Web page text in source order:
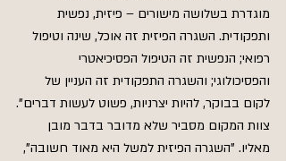
מוגדרת בשלושה מישורים – פיזית, נפשית
ותפקודית. השגרה הפיזית זה אוכל, שינה וטיפול
רפואי; הנפשית זה הטיפול הפסיכיאטרי
והפסיכולוגי; והשגרה התפקודית זה העניין של
לקום בבוקר, להיות יצרניות, פשוט לעשות דברים".
צוות המקום מסביר שלא מדובר בדבר מובן
מאליו. "השגרה הפיזית למשל היא מאוד חשובה",